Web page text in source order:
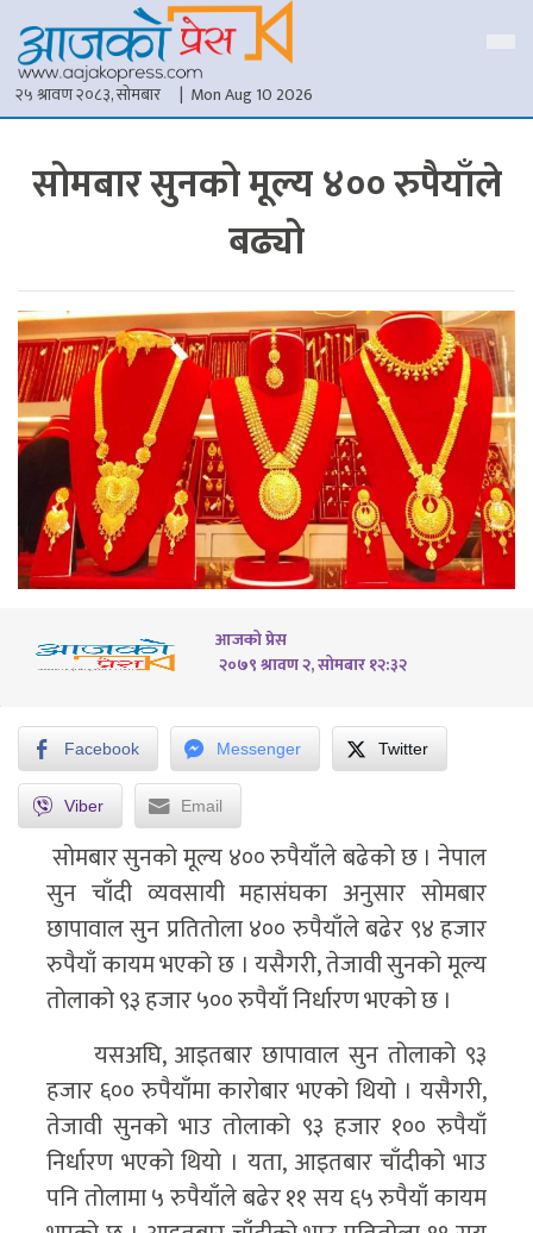
२५ श्रावण २०८३, सोमबार | Mon Aug 10 2026
सोमबार सुनको मूल्य ४०० रुपैयाँले
बढ्यो
आजको प्रेस
२०७९ श्रावण २, सोमबार १२:३२
Facebook Messenger Twitter
Viber Email
सोमबार सुनको मूल्य ४०० रुपैयाँले बढेको छ । नेपाल
सुन चाँदी व्यवसायी महासंघका अनुसार सोमबार
छापावाल सुन प्रतितोला ४०० रुपैयाँले बढेर ९४ हजार
रुपैयाँ कायम भएको छ । यसैगरी, तेजावी सुनको मूल्य
तोलाको ९३ हजार ५०० रुपैयाँ निर्धारण भएको छ ।
यसअघि, आइतबार छापावाल सुन तोलाको ९३
हजार ६०० रुपैयाँमा कारोबार भएको थियो । यसैगरी,
तेजावी सुनको भाउ तोलाको ९३ हजार १०० रुपैयाँ
निर्धारण भएको थियो । यता, आइतबार चाँदीको भाउ
पनि तोलामा ५ रुपैयाँले बढेर ११ सय ६५ रुपैयाँ कायम